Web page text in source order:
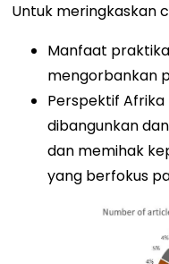
Untuk meringkaskan
Manfaat
mengorbankan
Perspektif
dibangunkan
dan memihak
yang berfokus